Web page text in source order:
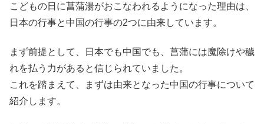
こどもの日に菖蒲湯がおこなわれるようになった理由は、
日本の行事と中国の行事の2つに由来しています。
まず前提として、日本でも中国でも、菖蒲には魔除けや穢
れを払う力があると信じられていました。
これを踏まえて、まずは由来となった中国の行事について
紹介します。